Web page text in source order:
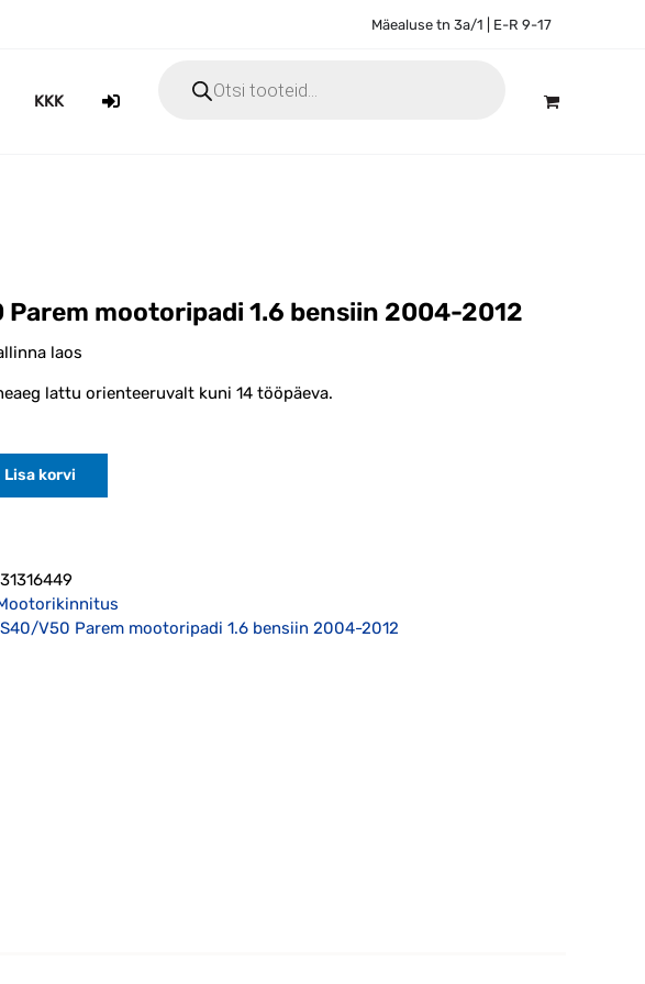
Mäealuse tn 3a/1 | E-R 9-17
KKK
search
mootoripadi 1.6 bensiin 2004-2012
laos
lattu orienteeruvalt kuni 14 tööpäeva.
Lisa korvi
V50 Parem mootoripadi 1.6 bensiin 2004-2012